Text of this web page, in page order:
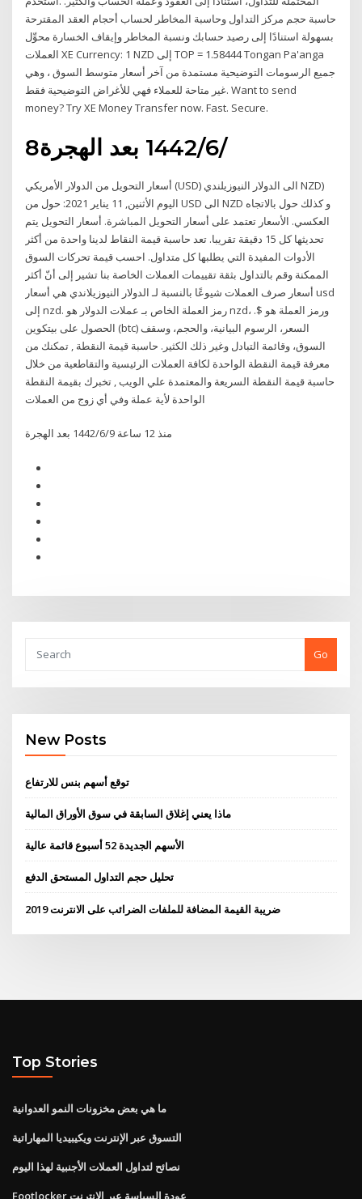
حاسبة حجم مركز التداول وحاسبة المخاطر لحساب أحجام العقد المقترحة
بسهولة استنادًا إلى رصيد حسابك ونسبة المخاطر وإيقاف الخسارة محوِّل
العملات XE Currency: 1 NZD إلى TOP = 1.58444 Tongan Pa'anga
جميع الرسومات التوضيحية مستمدة من آخر أسعار متوسط السوق ، وهي
غير متاحة للعملاء فهي للأغراض التوضيحية فقط. Want to send
money? Try XE Money Transfer now. Fast. Secure.
8‏‏/6‏‏/1442 بعد الهجرة
أسعار التحويل من الدولار الأمريكي (USD) الى الدولار النيوزيلندي NZD)
اليوم الأثنين, 11 يناير 2021: حول من USD الى NZD و كذلك حول بالاتجاه
العكسي. الأسعار تعتمد على أسعار التحويل المباشرة. أسعار التحويل يتم
تحديثها كل 15 دقيقة تقريبا. تعد حاسبة قيمة النقاط لدينا واحدة من أكثر
الأدوات المفيدة التي يطلبها كل متداول. احسب قيمة تحركات السوق
الممكنة وقم بالتداول بثقة تقييمات العملات الخاصة بنا تشير إلى أنّ أكثر
أسعار صرف العملات شيوعًا بالنسبة لـ الدولار النيوزيلاندي هي أسعار usd
إلى nzd. رمز العملة الخاص بـ عملات الدولار هو nzd، ورمز العملة هو $.
الحصول على بيتكوين (btc) السعر، الرسوم البيانية، والحجم، وسقف
السوق، وقائمة التبادل وغير ذلك الكثير. حاسبة قيمة النقطة , تمكنك من
معرفة قيمة النقطة الواحدة لكافة العملات الرئيسية والتقاطعية من خلال
حاسبة قيمة النقطة السريعة والمعتمدة علي الويب , تخبرك بقيمة النقطة
الواحدة لأية عملة وفي أي زوج من العملات
منذ 12 ساعة 9‏‏/6‏‏/1442 بعد الهجرة
Go
New Posts
توقع أسهم بنس للارتفاع
ماذا يعني إغلاق السابقة في سوق الأوراق المالية
الأسهم الجديدة 52 أسبوع قائمة عالية
تحليل حجم التداول المستحق الدفع
ضريبة القيمة المضافة للملفات الضرائب على الانترنت 2019
Top Stories
ما هي بعض مخزونات النمو العدوانية
التسوق عبر الإنترنت ويكيبيديا المهاراتية
نصائح لتداول العملات الأجنبية لهذا اليوم
Footlocker عودة السياسة عبر الإنترنت